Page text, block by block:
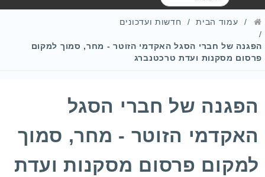
י
עמוד הבית חדשות ועדכונים
הפגנה של חברי הסגל האקדמי הזוטר - מחר, סמוך למקום
פרסום מסקנות ועדת טרכטנברג
הפגנה של חברי הסגל
האקדמי הזוטר - מחר, סמוך
למקום פרסום מסקנות ועדת